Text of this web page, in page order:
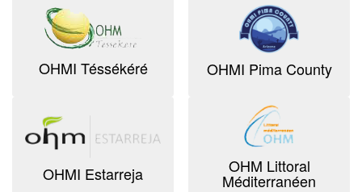
OHMI Téssékéré OHMI Pima County
OHMI Estarreja OHM Littoral
Méditerranéen